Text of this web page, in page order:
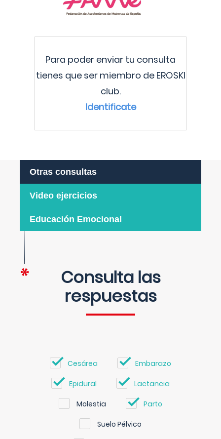
Para poder enviar tu consulta
tienes que ser miembro de EROSKI
club.
Identificate
Otras consultas
Video ejercicios
Educación Emocional
Consulta las
respuestas
Cesárea Embarazo
Epidural Lactancia
Molestia Parto
Suelo Pélvico